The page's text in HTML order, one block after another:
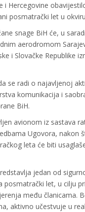
i Hercegovine
posmatrački let u
snage BiH će, u
aerodromom
i Slovačke Republike
se radi o najavlјenoj
komunikacija i
BiH.
avionom iz sastava
Ugovora, nakon
leta će biti
jedan od
posmatrački let, u
među članicama.
aktivno učestvuje u